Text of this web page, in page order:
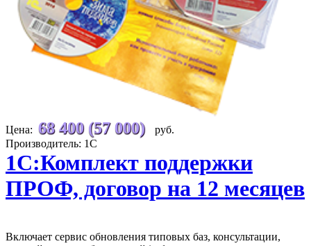
Цена: 68 400 (57 000)
руб.
Производитель: 1С
1С:Комплект поддержки
ПРОФ, договор на 12 месяцев
Включает сервис обновления типовых баз, консультации,